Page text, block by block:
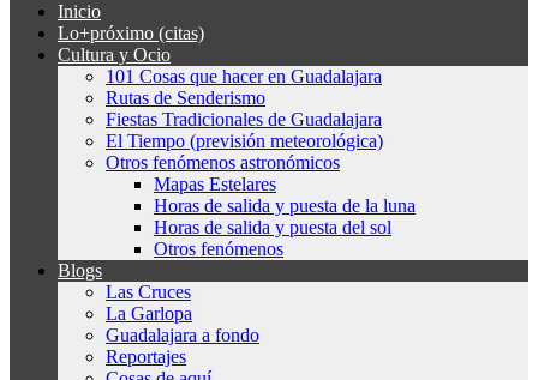
Inicio
Lo+próximo (citas)
Cultura y Ocio
101 Cosas que hacer en Guadalajara
Rutas de Senderismo
Fiestas Tradicionales de Guadalajara
El Tiempo (previsión meteorológica)
Otros fenómenos astronómicos
Mapas Estelares
Horas de salida y puesta de la luna
Horas de salida y puesta del sol
Otros fenómenos
Blogs
Las Cruces
La Garlopa
Guadalajara a fondo
Reportajes